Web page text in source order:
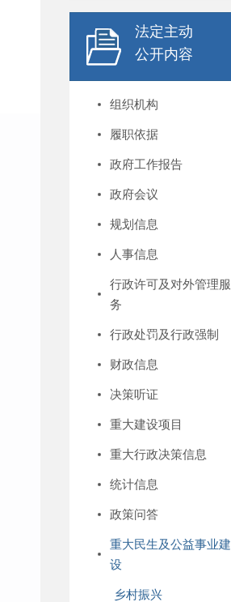
法定主动
公开内容
组织机构
履职依据
政府工作报告
政府会议
规划信息
人事信息
行政许可及对外管理服
务
行政处罚及行政强制
财政信息
决策听证
重大建设项目
重大行政决策信息
统计信息
政策问答
重大民生及公益事业建
设
乡村振兴